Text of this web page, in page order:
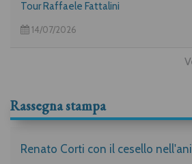
Tour Raffaele Fattalini
14/07/2026
Rassegna stampa
Renato Corti con il cesello